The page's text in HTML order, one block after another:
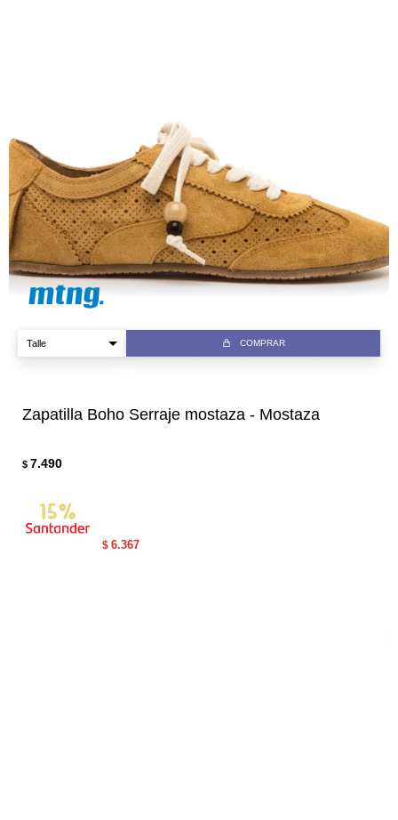
COMPRAR
Zapatilla Boho Serraje mostaza - Mostaza
$ 7.490
$ 6.367